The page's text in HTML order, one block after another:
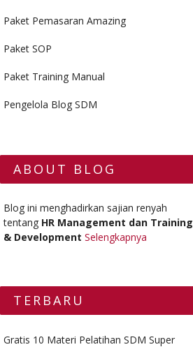
Paket Pemasaran Amazing
Paket SOP
Paket Training Manual
Pengelola Blog SDM
ABOUT BLOG
Blog ini menghadirkan sajian renyah
tentang HR Management dan Training
& Development Selengkapnya
TERBARU
Gratis 10 Materi Pelatihan SDM Super